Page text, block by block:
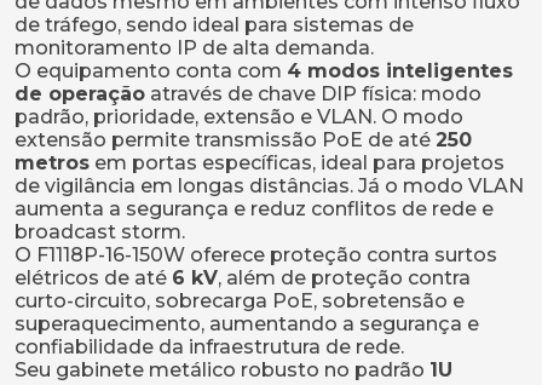
de tráfego, sendo ideal para sistemas de
monitoramento IP de alta demanda.
O equipamento conta com 4 modos inteligentes
de operação através de chave DIP física: modo
padrão, prioridade, extensão e VLAN. O modo
extensão permite transmissão PoE de até 250
metros em portas específicas, ideal para projetos
de vigilância em longas distâncias. Já o modo VLAN
aumenta a segurança e reduz conflitos de rede e
broadcast storm.
O F1118P-16-150W oferece proteção contra surtos
elétricos de até 6 kV, além de proteção contra
curto-circuito, sobrecarga PoE, sobretensão e
superaquecimento, aumentando a segurança e
confiabilidade da infraestrutura de rede.
Seu gabinete metálico robusto no padrão 1U